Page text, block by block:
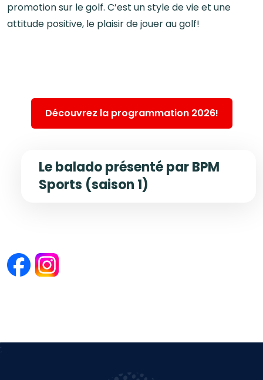
promotion sur le golf. C’est un style de vie et une
attitude positive, le plaisir de jouer au golf!
Découvrez la programmation 2026!
Le balado présenté par BPM
Sports (saison 1)